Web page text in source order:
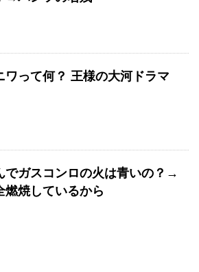
ワって何？ 王様の大河ドラマ
でガスコンロの火は青いの？→
燃焼しているから